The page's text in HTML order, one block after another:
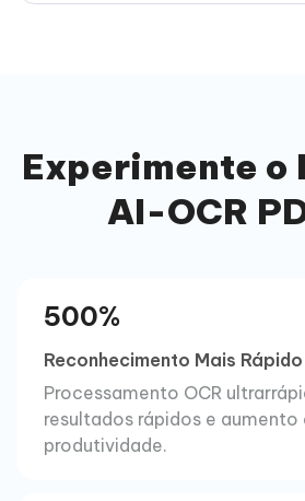
Experimente o
AI-OCR
500%
Reconhecimento Mais Rápido
Processamento OCR
resultados rápidos e aumento
produtividade.